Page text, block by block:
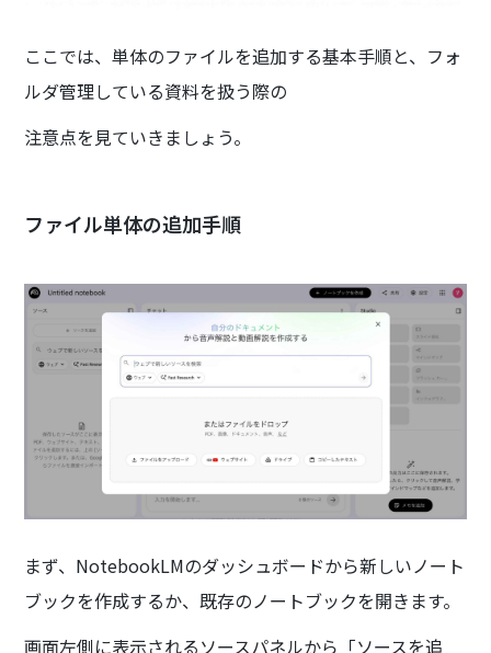
ここでは、単体のファイルを追加する基本手順と、フォ
ルダ管理している資料を扱う際の
注意点を見ていきましょう。
ファイル単体の追加手順
まず、NotebookLMのダッシュボードから新しいノート
ブックを作成するか、既存のノートブックを開きます。
画面左側に表示されるソースパネルから「ソースを追